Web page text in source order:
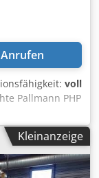
Anrufen
voll
Pallmann PHP
an. Die
haben oder
Sie uns gerne
Kleinanzeige